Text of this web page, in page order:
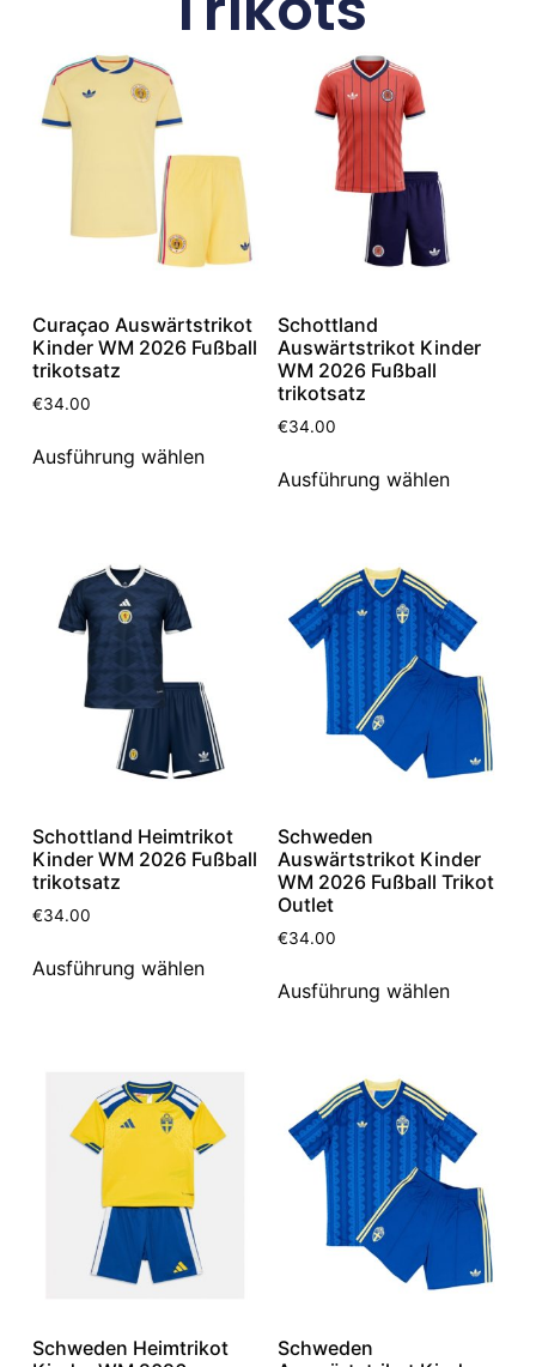
Curaçao Auswärtstrikot
Kinder WM 2026 Fußball
trikotsatz
€34.00
Ausführung wählen
Schottland
Auswärtstrikot Kinder
WM 2026 Fußball
trikotsatz
€34.00
Ausführung wählen
Schottland Heimtrikot
Kinder WM 2026 Fußball
trikotsatz
€34.00
Ausführung wählen
Schweden
Auswärtstrikot Kinder
WM 2026 Fußball Trikot
Outlet
€34.00
Ausführung wählen
Schweden Heimtrikot
Schweden